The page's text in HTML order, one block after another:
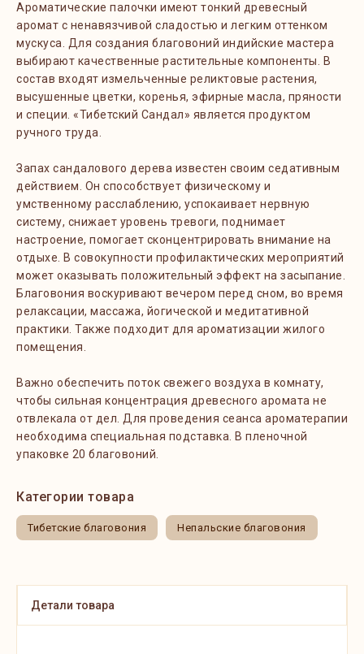
Ароматические палочки имеют тонкий древесный
аромат с ненавязчивой сладостью и легким оттенком
мускуса. Для создания благовоний индийские мастера
выбирают качественные растительные компоненты. В
состав входят измельченные реликтовые растения,
высушенные цветки, коренья, эфирные масла, пряности
и специи. «Тибетский Сандал» является продуктом
ручного труда.
Запах сандалового дерева известен своим седативным
действием. Он способствует физическому и
умственному расслаблению, успокаивает нервную
систему, снижает уровень тревоги, поднимает
настроение, помогает сконцентрировать внимание на
отдыхе. В совокупности профилактических мероприятий
может оказывать положительный эффект на засыпание.
Благовония воскуривают вечером перед сном, во время
релаксации, массажа, йогической и медитативной
практики. Также подходит для ароматизации жилого
помещения.
Важно обеспечить поток свежего воздуха в комнату,
чтобы сильная концентрация древесного аромата не
отвлекала от дел. Для проведения сеанса ароматерапии
необходима специальная подставка. В пленочной
упаковке 20 благовоний.
Категории товара
Тибетские благовония Непальские благовония
Детали товара